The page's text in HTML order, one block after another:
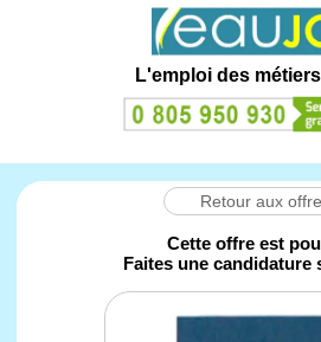
L'emploi des
Retour aux
Cette offre est
Faites une candidature